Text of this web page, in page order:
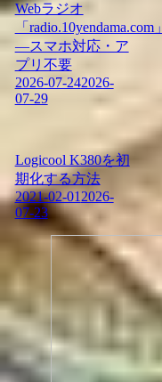
Webラジオ
「radio.10yendama.com」
―スマホ対応・ア
プリ不要
2026-07-242026-
07-29
Logicool K380を初
期化する方法
2021-02-01 2026-
07-23